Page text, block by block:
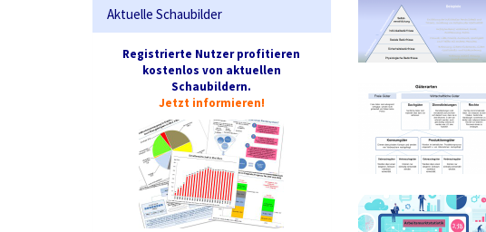
Aktuelle Schaubilder
Registrierte Nutzer profitieren
kostenlos von aktuellen
Schaubildern.
Jetzt informieren!